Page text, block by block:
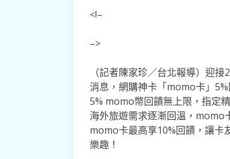
<!–
–>
（記者陳家珍／台北報導）迎
消息，網購神卡「momo卡」
5% momo幣回饋無上限，指定
海外旅遊需求逐漸回溫，momo
momo卡最高享10%回饋，讓
樂趣！